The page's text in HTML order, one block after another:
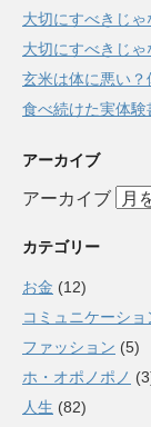
大切にすべきじゃ
大切にすべきじゃ
玄米は体に悪い
食べ続けた実体験
アーカイブ
アーカイブ
カテゴリー
お金 (12)
コミュニケーショ
ファッション (5)
ホ・オポノポノ
人生 (82)